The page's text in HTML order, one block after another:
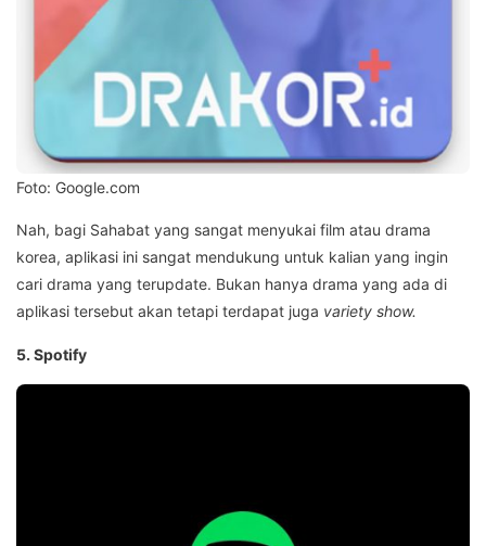
Foto: Google.com
Nah, bagi Sahabat yang sangat menyukai film atau drama
korea, aplikasi ini sangat mendukung untuk kalian yang ingin
cari drama yang terupdate. Bukan hanya drama yang ada di
aplikasi tersebut akan tetapi terdapat juga variety show.
5. Spotify